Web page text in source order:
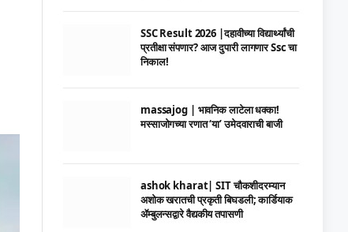
SSC Result 2026 |दहावीच्या विद्यार्थ्यांची
प्रतीक्षा संपणार? आज दुपारी लागणार Ssc चा
निकाल!
massajog | भावनिक लाटेला धक्का!
मस्साजोगच्या रणात ‘या’ उमेदवाराची बाजी
ashok kharat| SIT चौकशीदरम्यान
अशोक खरातची प्रकृती बिघडली; कार्डियाक
ॲम्बुलन्सद्वारे वैद्यकीय तपासणी